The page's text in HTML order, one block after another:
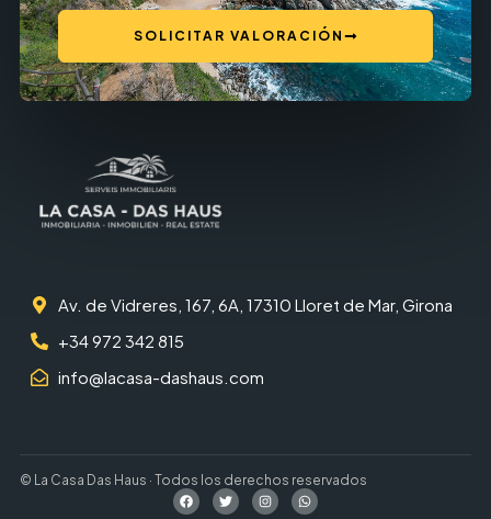
SOLICITAR VALORACIÓN
Av. de Vidreres, 167, 6A, 17310 Lloret de Mar, Girona
+34 972 342 815
info@lacasa-dashaus.com
© La Casa Das Haus · Todos los derechos reservados